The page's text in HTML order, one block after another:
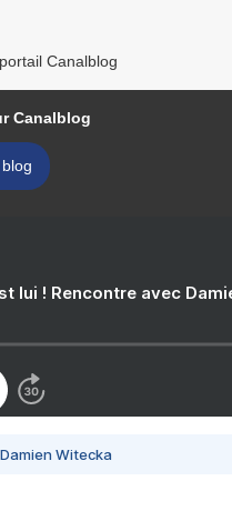
Canalblog
Canalblog
lui ! Rencontre avec
Witecka